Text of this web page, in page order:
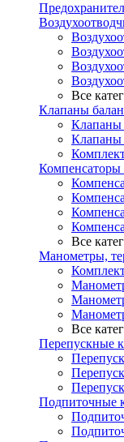
Все
Клапаны
Клапаны
Клапаны
Компенсаторы
Все
Манометры,
Все
Перепускные
Подпиточные